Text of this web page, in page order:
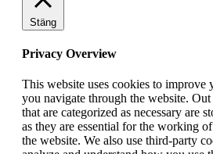
Stäng
Privacy Overview
This website uses cookies to improve
you navigate through the website.
that are categorized as necessary are
as they are essential for the working
the website. We also use third-party